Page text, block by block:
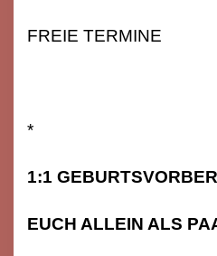
FREIE TERMINE
*
1:1
EUCH ALLEIN ALS